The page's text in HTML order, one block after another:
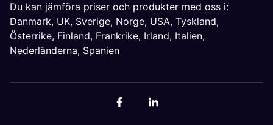
Du kan jämföra priser och produkter med oss i:
Danmark, UK, Sverige, Norge, USA, Tyskland,
Österrike, Finland, Frankrike, Irland, Italien,
Nederländerna, Spanien